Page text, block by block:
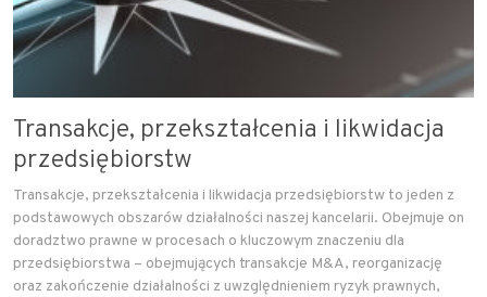
Transakcje, przekształcenia i likwidacja
przedsiębiorstw
Transakcje, przekształcenia i likwidacja przedsiębiorstw to jeden z
podstawowych obszarów działalności naszej kancelarii. Obejmuje on
doradztwo prawne w procesach o kluczowym znaczeniu dla
przedsiębiorstwa – obejmujących transakcje M&A, reorganizację
oraz zakończenie działalności z uwzględnieniem ryzyk prawnych,